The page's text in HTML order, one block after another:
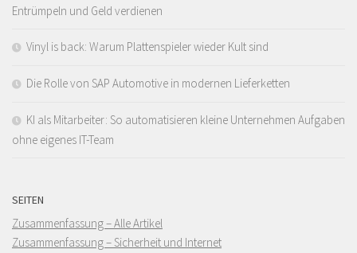
Entrümpeln und Geld verdienen
Vinyl is back: Warum Plattenspieler wieder Kult sind
Die Rolle von SAP Automotive in modernen Lieferketten
KI als Mitarbeiter: So automatisieren kleine Unternehmen Aufgaben
ohne eigenes IT-Team
SEITEN
Zusammenfassung – Alle Artikel
Zusammenfassung – Sicherheit und Internet